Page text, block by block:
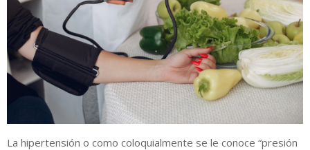
La hipertensión o como coloquialmente se le conoce “presión